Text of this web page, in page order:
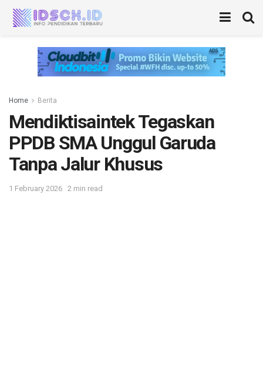
Home Berita
Mendiktisaintek Tegaskan
PPDB SMA Unggul Garuda
Tanpa Jalur Khusus
1 February 2026 2 min read